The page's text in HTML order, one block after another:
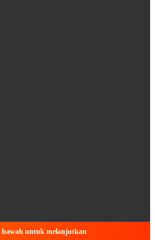
bawah untuk melanjutkan